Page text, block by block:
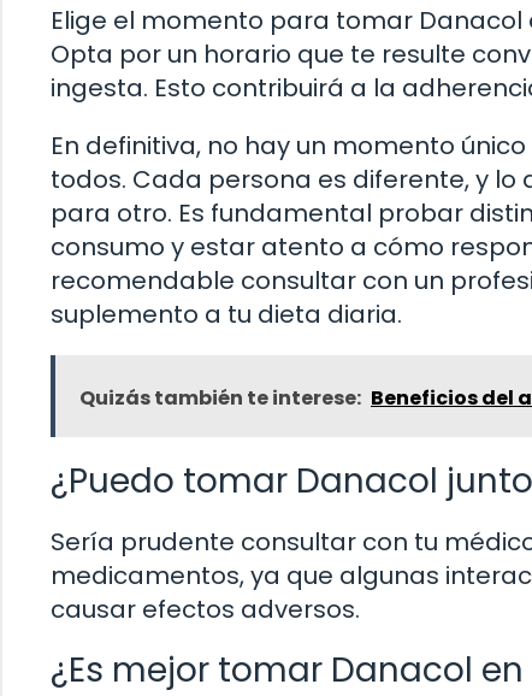
Elige el momento para tomar
Opta por un horario que te resulte
ingesta. Esto contribuirá a la
En definitiva, no hay un momento
todos. Cada persona es diferente, y
para otro. Es fundamental probar
consumo y estar atento a cómo
recomendable consultar con un
suplemento a tu dieta diaria.
Quizás también te interese: Beneficios del
¿Puedo tomar Danacol
Sería prudente consultar con tu
medicamentos, ya que algunas
causar efectos adversos.
¿Es mejor tomar Danacol